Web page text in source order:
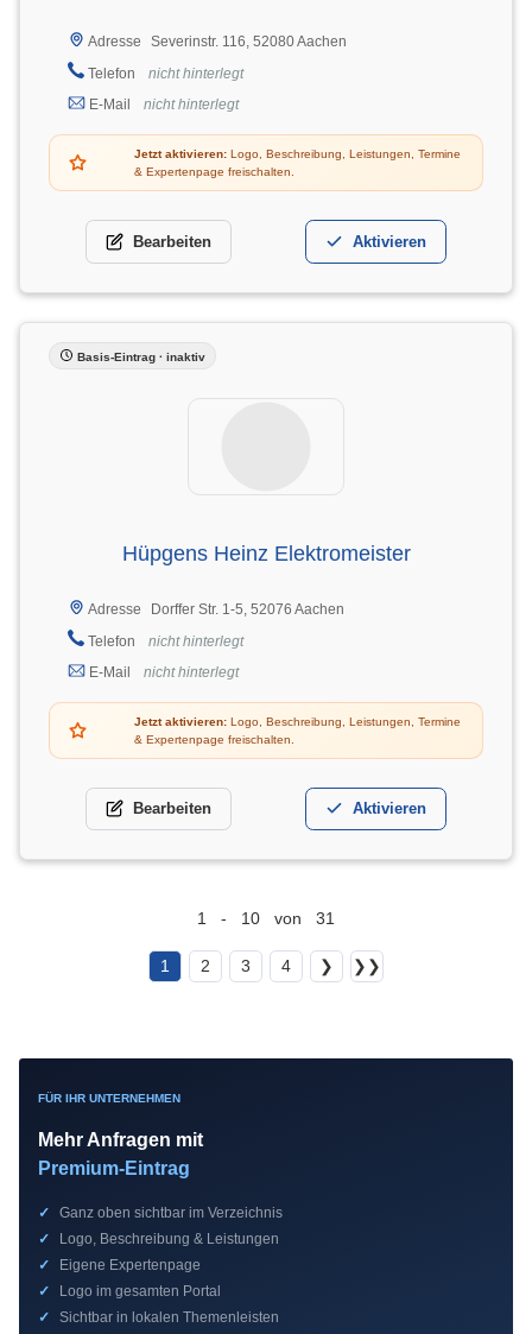
Adresse
Severinstr. 116, 52080 Aachen
Telefon
nicht hinterlegt
E-Mail
nicht hinterlegt
Jetzt aktivieren: Logo, Beschreibung, Leistungen, Termine
& Expertenpage freischalten.
Bearbeiten Aktivieren
Basis-Eintrag · inaktiv
Hüpgens Heinz Elektromeister
Adresse
Dorffer Str. 1-5, 52076 Aachen
Telefon
nicht hinterlegt
E-Mail
nicht hinterlegt
Jetzt aktivieren: Logo, Beschreibung, Leistungen, Termine
& Expertenpage freischalten.
Bearbeiten Aktivieren
1 - 10 von 31
1 2 3 4 ❯ ❯❯
FÜR IHR UNTERNEHMEN
Mehr Anfragen mit
Premium-Eintrag
✓
Ganz oben sichtbar im Verzeichnis
✓
Logo, Beschreibung & Leistungen
✓
Eigene Expertenpage
✓
Logo im gesamten Portal
✓
Sichtbar in lokalen Themenleisten